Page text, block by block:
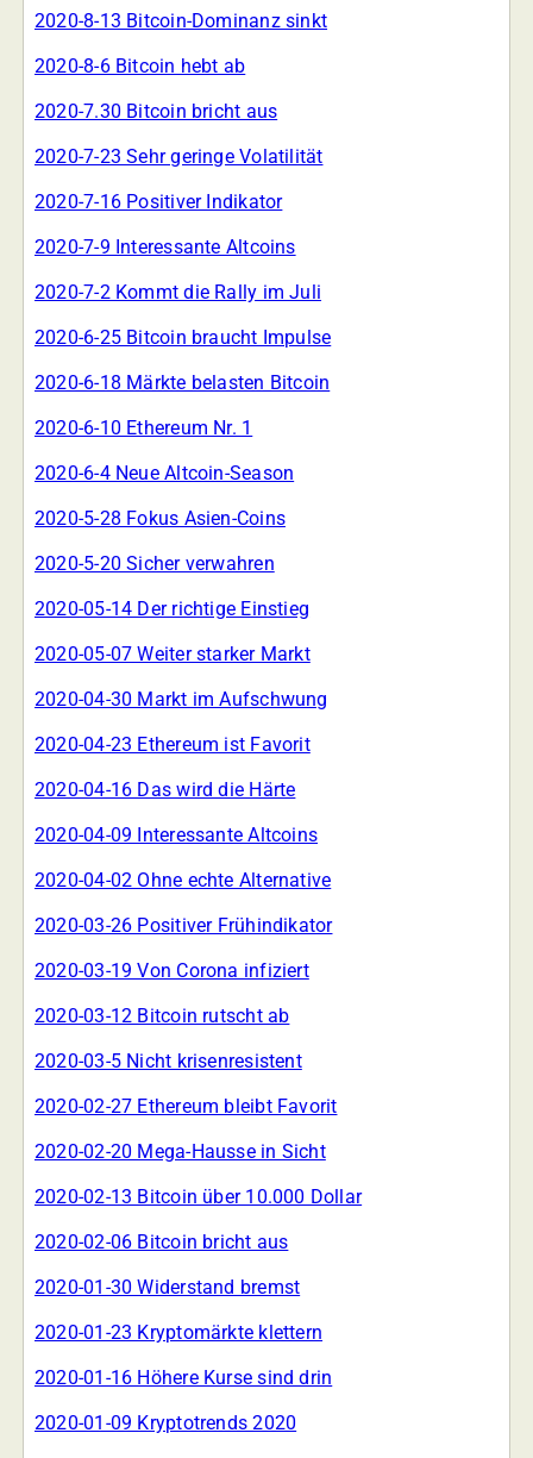
2020-8-13 Bitcoin-Dominanz sinkt
2020-8-6 Bitcoin hebt ab
2020-7.30 Bitcoin bricht aus
2020-7-23 Sehr geringe Volatilität
2020-7-16 Positiver Indikator
2020-7-9 Interessante Altcoins
2020-7-2 Kommt die Rally im Juli
2020-6-25 Bitcoin braucht Impulse
2020-6-18 Märkte belasten Bitcoin
2020-6-10 Ethereum Nr. 1
2020-6-4 Neue Altcoin-Season
2020-5-28 Fokus Asien-Coins
2020-5-20 Sicher verwahren
2020-05-14 Der richtige Einstieg
2020-05-07 Weiter starker Markt
2020-04-30 Markt im Aufschwung
2020-04-23 Ethereum ist Favorit
2020-04-16 Das wird die Härte
2020-04-09 Interessante Altcoins
2020-04-02 Ohne echte Alternative
2020-03-26 Positiver Frühindikator
2020-03-19 Von Corona infiziert
2020-03-12 Bitcoin rutscht ab
2020-03-5 Nicht krisenresistent
2020-02-27 Ethereum bleibt Favorit
2020-02-20 Mega-Hausse in Sicht
2020-02-13 Bitcoin über 10.000 Dollar
2020-02-06 Bitcoin bricht aus
2020-01-30 Widerstand bremst
2020-01-23 Kryptomärkte klettern
2020-01-16 Höhere Kurse sind drin
2020-01-09 Kryptotrends 2020